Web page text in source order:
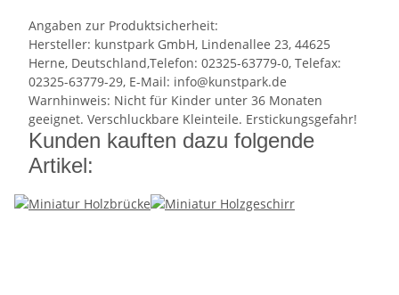
Angaben zur Produktsicherheit:
Hersteller: kunstpark GmbH, Lindenallee 23, 44625
Herne, Deutschland,Telefon: 02325-63779-0, Telefax:
02325-63779-29, E-Mail: info@kunstpark.de
Warnhinweis: Nicht für Kinder unter 36 Monaten
geeignet. Verschluckbare Kleinteile. Erstickungsgefahr!
Kunden kauften dazu folgende
Artikel: